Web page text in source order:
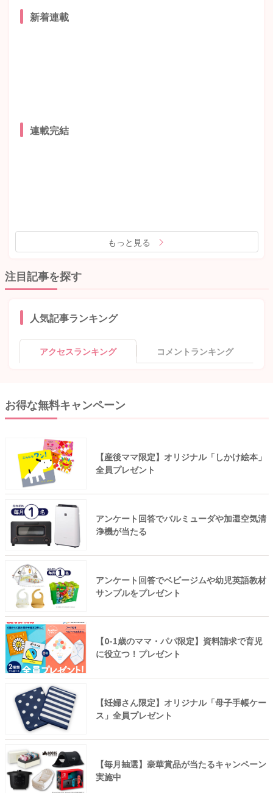
新着連載
連載完結
もっと見る
注目記事を探す
人気記事ランキング
アクセスランキング コメントランキング
お得な無料キャンペーン
【産後ママ限定】オリジナル「しかけ絵本」
全員プレゼント
アンケート回答でバルミューダや加湿空気清
浄機が当たる
アンケート回答でベビージムや幼児英語教材
サンプルをプレゼント
【0-1歳のママ・パパ限定】資料請求で育児
に役立つ！プレゼント
【妊婦さん限定】オリジナル「母子手帳ケー
ス」全員プレゼント
【毎月抽選】豪華賞品が当たるキャンペーン
実施中